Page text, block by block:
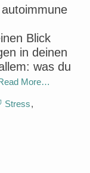
Blick
in deinen
was du
More…
Stress,